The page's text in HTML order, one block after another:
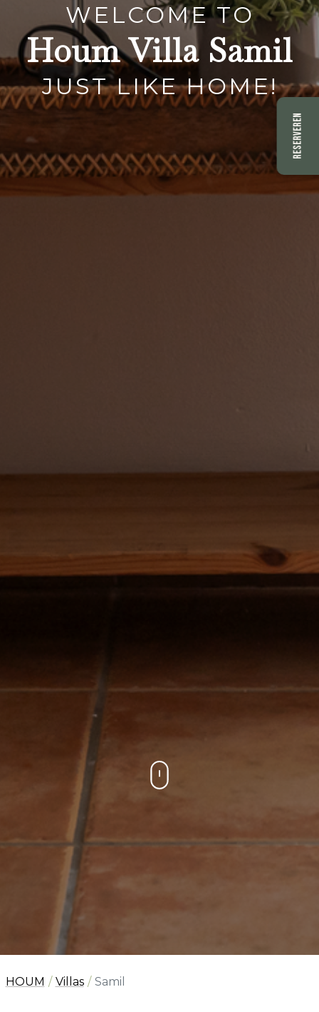
WELCOME TO
Houm Villa Samil
JUST LIKE HOME!
RESERVEREN
HOUM Villas Samil